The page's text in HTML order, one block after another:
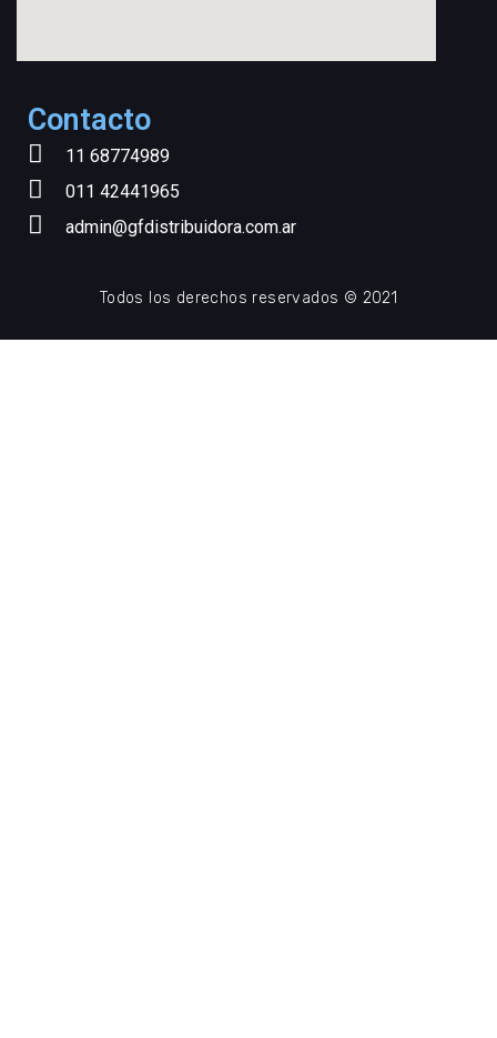
Contacto
11 68774989
011 42441965
admin@gfdistribuidora.com.ar
Todos los derechos reservados © 2021